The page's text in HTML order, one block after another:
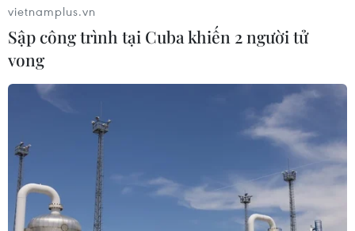
vietnamplus.vn
Sập công trình tại Cuba khiến 2 người tử
vong